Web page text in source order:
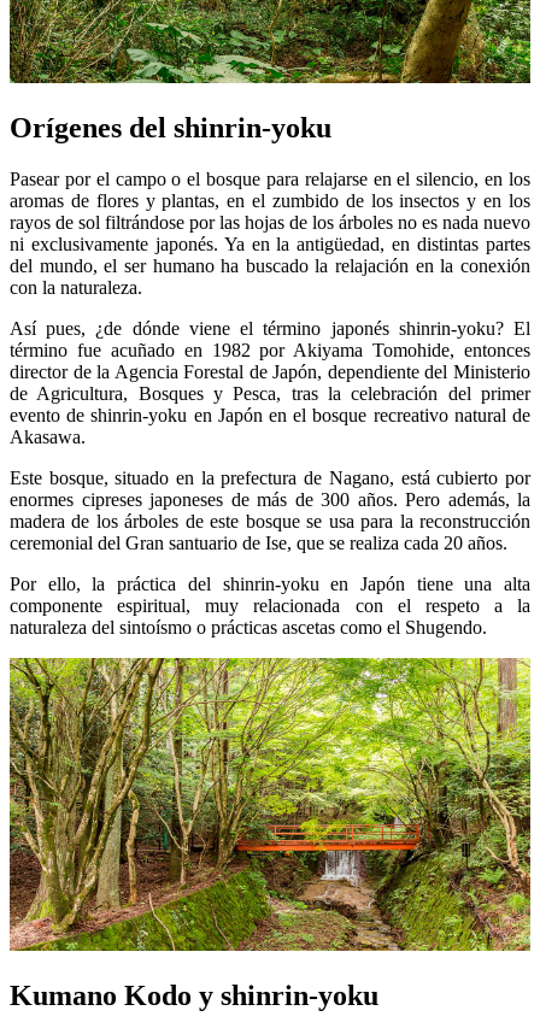
Orígenes del shinrin-yoku
Pasear por el campo o el bosque para relajarse en el silencio, en los
aromas de flores y plantas, en el zumbido de los insectos y en los
rayos de sol filtrándose por las hojas de los árboles no es nada nuevo
ni exclusivamente japonés. Ya en la antigüedad, en distintas partes
del mundo, el ser humano ha buscado la relajación en la conexión
con la naturaleza.
Así pues, ¿de dónde viene el término japonés shinrin-yoku? El
término fue acuñado en 1982 por Akiyama Tomohide, entonces
director de la Agencia Forestal de Japón, dependiente del Ministerio
de Agricultura, Bosques y Pesca, tras la celebración del primer
evento de shinrin-yoku en Japón en el bosque recreativo natural de
Akasawa.
Este bosque, situado en la prefectura de Nagano, está cubierto por
enormes cipreses japoneses de más de 300 años. Pero además, la
madera de los árboles de este bosque se usa para la reconstrucción
ceremonial del Gran santuario de Ise, que se realiza cada 20 años.
Por ello, la práctica del shinrin-yoku en Japón tiene una alta
componente espiritual, muy relacionada con el respeto a la
naturaleza del sintoísmo o prácticas ascetas como el Shugendo.
Kumano Kodo y shinrin-yoku